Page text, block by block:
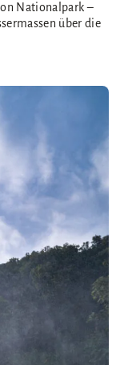
Nationalpark –
über die